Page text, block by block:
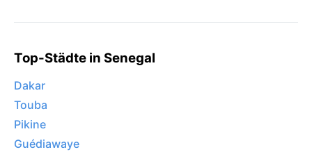
Top-Städte in Senegal
Dakar
Touba
Pikine
Guédiawaye